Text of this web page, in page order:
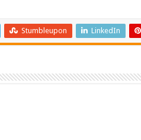
Stumbleupon LinkedIn